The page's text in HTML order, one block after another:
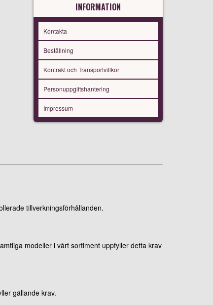
INFORMATION
Kontakta
Beställning
Kontrakt och Transportvillkor
Personuppgiftshantering
Impressum
tillverkningsförhållanden.
modeller i vårt sortiment uppfyller detta krav
gällande krav.